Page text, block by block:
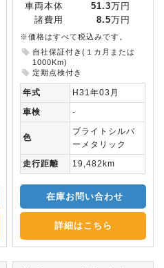
車両本体 51.3万円
諸費用
8.5万円
※価格はすべて税込みです。
自社保証付き(１カ月または
1000Km)
定期点検付き
年式
H31年03月
車検
-
色
ブライトシルバ
ーメタリック
走行距離
19,482km
在庫お問い合わせ
詳細はこちら